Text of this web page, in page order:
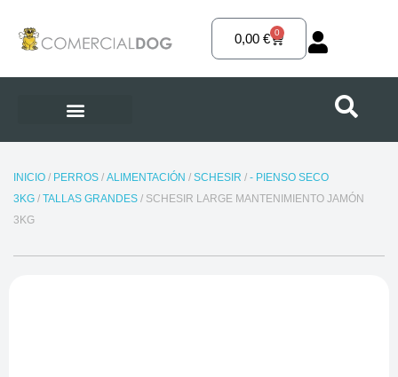
contenido
0,00€ 0
Carrito
INICIO/ PERROS/ ALIMENTACIÓN / SCHESIR / - PIENSO SECO
3KG/ TALLAS GRANDES/ SCHESIR LARGE MANTENIMIENTO JAMÓN
3KG